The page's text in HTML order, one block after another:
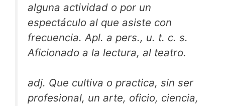
alguna actividad o por un
espectáculo al que asiste con
frecuencia. Apl. a pers., u. t. c. s.
Aficionado a la lectura, al teatro.
adj. Que cultiva o practica, sin ser
profesional, un arte, oficio, ciencia,